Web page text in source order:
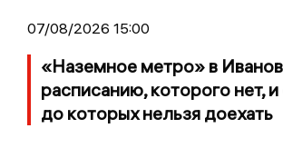
07/08/2026 15:00
«Наземное метро» в
расписанию, которого нет, и
до которых нельзя доехать